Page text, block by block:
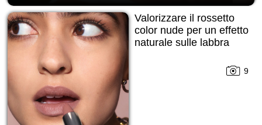
Valorizzare il rossetto
color nude per un effetto
naturale sulle labbra
9